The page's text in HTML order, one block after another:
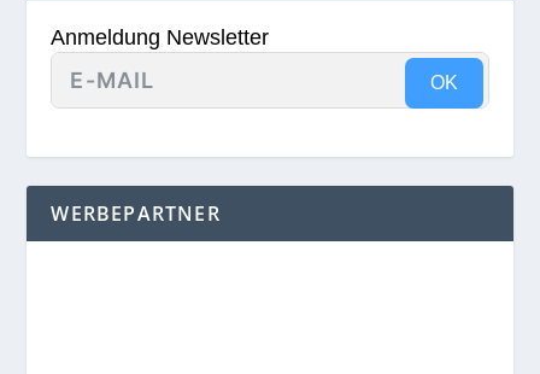
Anmeldung Newsletter
OK
WERBEPARTNER